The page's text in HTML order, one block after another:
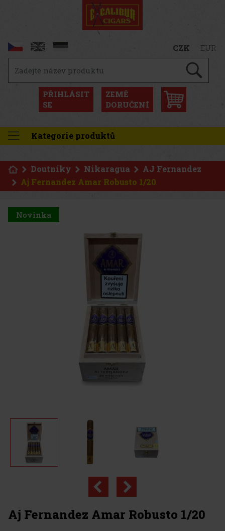
CZK EUR
PŘIHLÁSIT
SE
ZEMĚ
DORUČENÍ
Kategorie produktů
Doutníky Nikaragua
AJ Fernandez
Aj Fernandez Amar Robusto 1/20
Aj Fernandez Amar Robusto 1/20
Novinka